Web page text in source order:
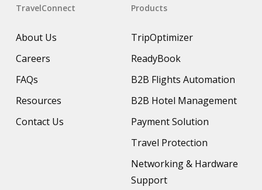
TravelConnect
About Us
Careers
FAQs
Resources
Contact Us
Products
TripOptimizer
ReadyBook
B2B Flights Automation
B2B Hotel Management
Payment Solution
Travel Protection
Networking & Hardware
Support